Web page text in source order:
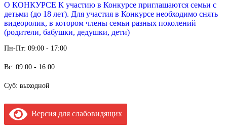
О КОНКУРСЕ К участию в Конкурсе приглашаются семьи с
детьми (до 18 лет). Для участия в Конкурсе необходимо снять
видеоролик, в котором члены семьи разных поколений
(родители, бабушки, дедушки, дети)
Пн-Пт: 09:00 - 17:00
Вс: 09:00 - 16:00
Суб: выходной
Версия для слабовидящих